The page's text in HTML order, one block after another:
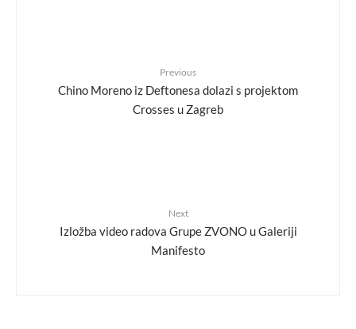
Previous
Chino Moreno iz Deftonesa dolazi s projektom
Crosses u Zagreb
Next
Izložba video radova Grupe ZVONO u Galeriji
Manifesto